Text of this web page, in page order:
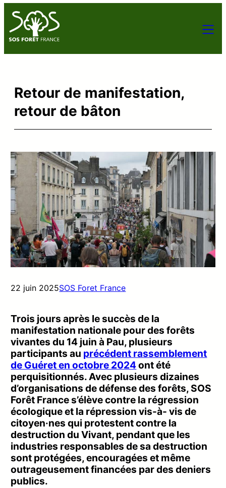
Retour de manifestation,
retour de bâton
22 juin 2025SOS Foret France
Trois jours après le succès de la
manifestation nationale pour des forêts
vivantes du 14 juin à Pau, plusieurs
participants au précédent rassemblement
de Guéret en octobre 2024ont été
perquisitionnés. Avec plusieurs dizaines
d’organisations de défense des forêts, SOS
Forêt France s’élève contre la régression
écologique et la répression vis-à- vis de
citoyen·nes qui protestent contre la
destruction du Vivant, pendant que les
industries responsables de sa destruction
sont protégées, encouragées et même
outrageusement financées par des deniers
publics.